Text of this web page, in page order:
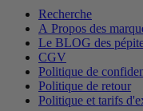
Recherche
A Propos des
Le BLOG des
CGV
Politique de
Politique de retour
Politique et tarifs